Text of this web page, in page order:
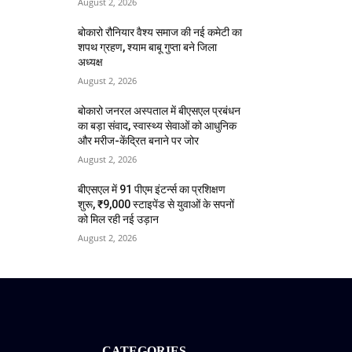
बोकारो रौनियार वैश्य समाज की नई कमेटी का
शपथ ग्रहण, श्याम बाबू गुप्ता बने जिला
अध्यक्ष
August 2, 2026
बोकारो जनरल अस्पताल में बीएसएल प्रबंधन
का बड़ा संवाद, स्वास्थ्य सेवाओं को आधुनिक
और मरीज-केंद्रित बनाने पर जोर
August 2, 2026
बीएसएल में 91 पीएम इंटर्न्स का प्रशिक्षण
शुरू, ₹9,000 स्टाइपेंड से युवाओं के सपनों
को मिल रही नई उड़ान
August 2, 2026